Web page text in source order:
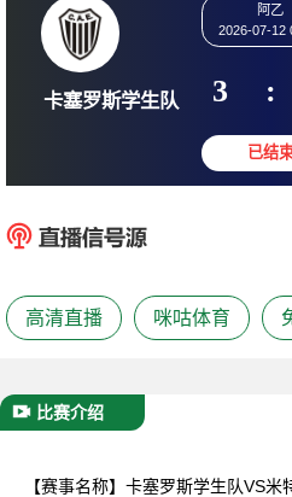
卡塞罗斯学生队 3
高清直播 咪咕体育
比赛介绍
【赛事名称】 卡塞罗斯学生队VS米